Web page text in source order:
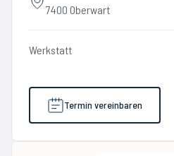
7400 Oberwart
Werkstatt
Termin vereinbaren